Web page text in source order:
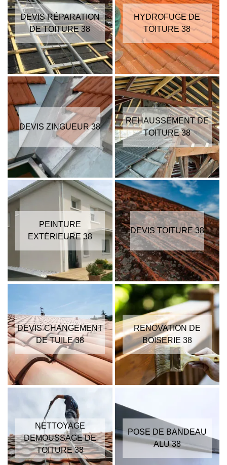
DEVIS RÉPARATION
DE TOITURE 38
HYDROFUGE DE
TOITURE 38
DEVIS ZINGUEUR 38
REHAUSSEMENT DE
TOITURE 38
PEINTURE
EXTÉRIEURE 38
DEVIS TOITURE 38
DEVIS CHANGEMENT
DE TUILE 38
RENOVATION DE
BOISERIE 38
NETTOYAGE
DEMOUSSAGE DE
TOITURE 38
POSE DE BANDEAU
ALU 38